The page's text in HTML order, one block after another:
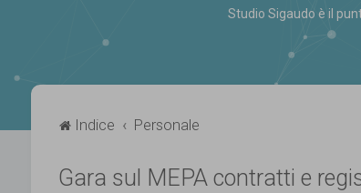
Studio Sigaudo è il
Indice Personale
Gara sul MEPA contratti e